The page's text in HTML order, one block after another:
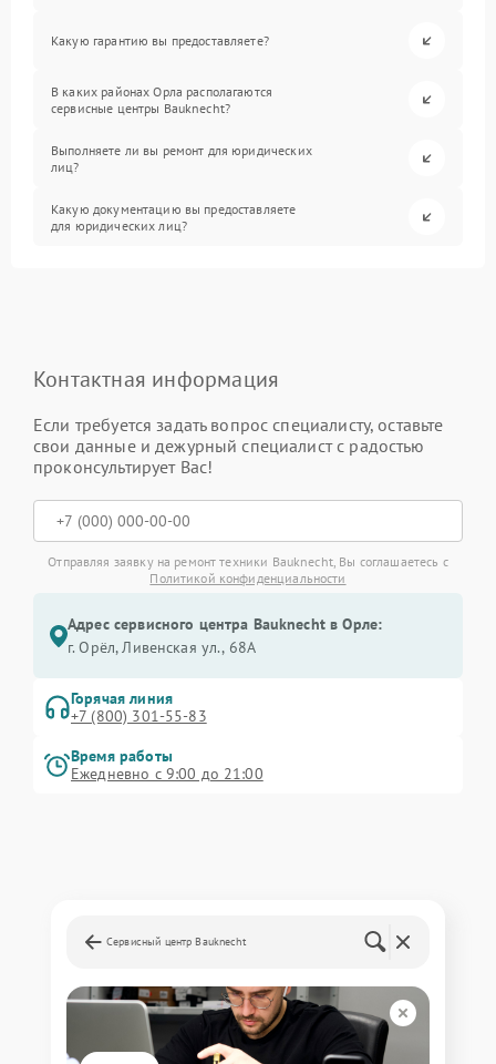
Какую гарантию вы предоставляете?
В каких районах Орла располагаются
сервисные центры Bauknecht?
Выполняете ли вы ремонт для юридических
лиц?
Какую документацию вы предоставляете
для юридических лиц?
Контактная информация
Если требуется задать вопрос специалисту, оставьте
свои данные и дежурный специалист с радостью
проконсультирует Вас!
Отправляя заявку на ремонт техники Bauknecht, Вы соглашаетесь с
Политикой конфиденциальности
Адрес сервисного центра Bauknecht в Орле:
г. Орёл, Ливенская ул., 68А
Горячая линия
+7 (800) 301-55-83
Время работы
Ежедневно с 9:00 до 21:00
Сервисный центр Bauknecht